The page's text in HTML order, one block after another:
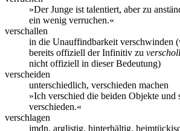
»Der Junge ist talentiert, aber zu
ein wenig verruchen.«
verschallen
in die Unauffindbarkeit verschwinden (
bereits offiziell der Infinitiv zu
nicht offiziell in dieser Bedeutung)
verscheiden
unterschiedlich, verschieden machen
»Ich verschied die beiden Objekte und
verschieden.«
verschlagen
jmdn. arglistig, hinterhältig,